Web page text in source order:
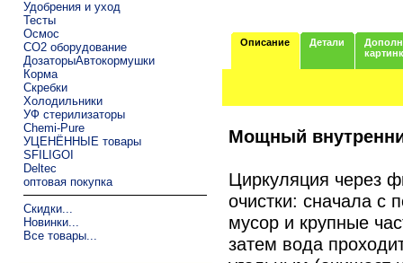
Удобрения и уход
Тесты
Осмос
CO2 оборудование
ДозаторыАвтокормушки
Корма
Скребки
Холодильники
УФ стерилизаторы
Chemi-Pure
УЦЕНЁННЫЕ товары
SFILIGOI
Deltec
оптовая покупка
Скидки...
Новинки...
Все товары...
Описание Детали
Мощный
Циркуляция через
очистки: сначала с
мусор и крупные
затем вода